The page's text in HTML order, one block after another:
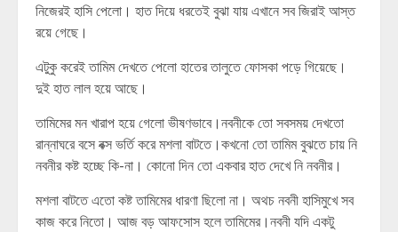
নিজেরই হাসি পেলো। হাত দিয়ে ধরতেই বুঝা যায় এখানে সব জিরাই আস্ত
রয়ে গেছে।
এটুকু করেই তামিম দেখতে পেলো হাতের তালুতে ফোসকা পড়ে গিয়েছে।
দুই হাত লাল হয়ে আছে।
তামিমের মন খারাপ হয়ে গেলো ভীষণভাবে।নবনীকে তো সবসময় দেখতো
রান্নাঘরে বসে বক্স ভর্তি করে মশলা বাটতে।কখনো তো তামিম বুঝতে চায় নি
নবনীর কষ্ট হচ্ছে কি-না। কোনো দিন তো একবার হাত দেখে নি নবনীর।
মশলা বাটতে এতো কষ্ট তামিমের ধারণা ছিলো না। অথচ নবনী হাসিমুখে সব
কাজ করে নিতো। আজ বড় আফসোস হলে তামিমের।নবনী যদি একটু